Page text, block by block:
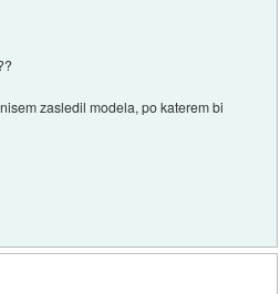
zasledil modela, po katerem bi